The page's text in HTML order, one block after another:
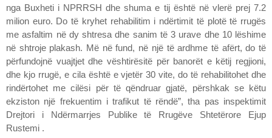
nga Buxheti i NPRRSH dhe shuma e tij është në vlerë prej 7.2
milion euro. Do të kryhet rehabilitim i ndërtimit të plotë të rrugës
me asfaltim në dy shtresa dhe sanim të 3 urave dhe 10 lëshime
në shtroje plakash. Më në fund, në një të ardhme të afërt, do të
përfundojnë vuajtjet dhe vështirësitë për banorët e këtij regjioni,
dhe kjo rrugë, e cila është e vjetër 30 vite, do të rehabilitohet dhe
rindërtohet me cilësi për të qëndruar gjatë, përshkak se këtu
ekziston një frekuentim i trafikut të rëndë”, tha pas inspektimit
Drejtori i Ndërmarrjes Publike të Rrugëve Shtetërore Ejup
Rustemi .